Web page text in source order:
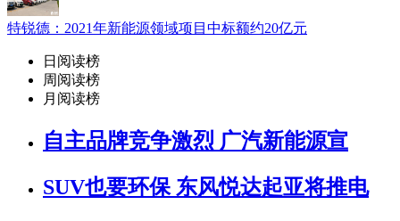
特锐德：2021年新能源领域项目中标额约20亿元
日阅读榜
周阅读榜
月阅读榜
自主品牌竞争激烈 广汽新能源宣
SUV也要环保 东风悦达起亚将推电